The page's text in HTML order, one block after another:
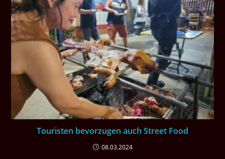
Touristen bevorzugen auch Street Food
08.03.2024